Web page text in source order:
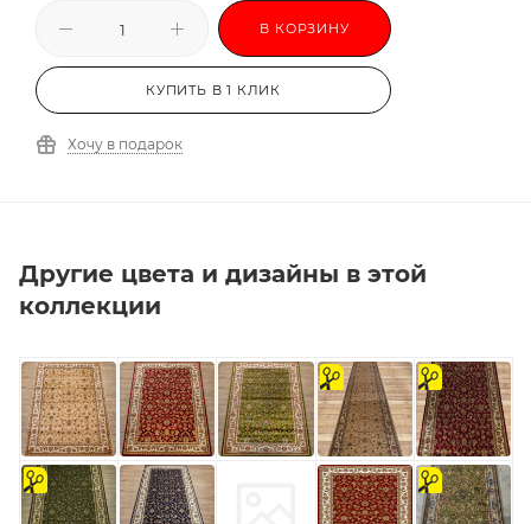
В КОРЗИНУ
КУПИТЬ В 1 КЛИК
Хочу в подарок
Другие цвета и дизайны в этой
коллекции
на
отрез
на
отрез
на
отрез
на
отрез